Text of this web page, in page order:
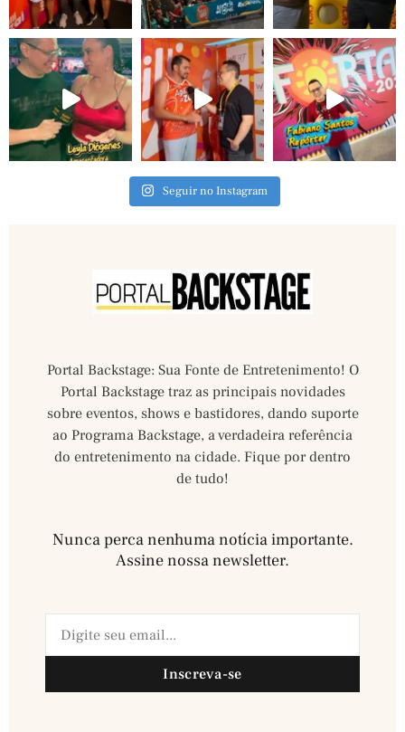
Seguir no Instagram
Portal Backstage: Sua Fonte de Entretenimento! O
Portal Backstage traz as principais novidades
sobre eventos, shows e bastidores, dando suporte
ao Programa Backstage, a verdadeira referência
do entretenimento na cidade. Fique por dentro
de tudo!
Nunca perca nenhuma notícia importante.
Assine nossa newsletter.​
Inscreva-se